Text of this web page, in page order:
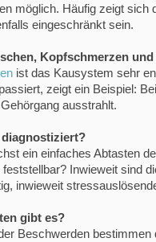
möglich. Häufig zeigt
eingeschränkt sein.
Kopfschmerzen
ist das Kausystem sehr
zeigt ein Beispiel:
ausstrahlt.
ein einfaches Abtasten
Inwieweit sind
inwieweit
gibt es?
Beschwerden bestimmen